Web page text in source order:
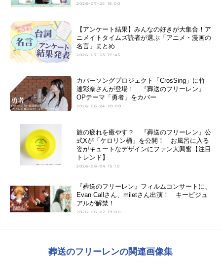
2026-07-24 15:00
【アンケート結果】みんなの好きが大集合！ア
ニメイトタイムズ読者が選ぶ「アニメ・漫画の
名言」まとめ
2026-07-03 17:45
カバーソングプロジェクト「CrosSing」に竹
達彩奈さんが登場！ 『葬送のフリーレン』
OPテーマ「勇者」をカバー
2026-06-24 20:00
旅の疲れを癒やす？ 『葬送のフリーレン』公
式Xが「ケロリン桶」を公開！ お風呂に入る
姿がキュートなデザインにファン大興奮【注目
トレンド】
2026-06-04 15:10
『葬送のフリーレン』フィルムコンサートに、
Evan Callさん、miletさん出演！ キービジュ
アルが解禁！
2026-06-02 19:00
葬送のフリーレンの関連画像集